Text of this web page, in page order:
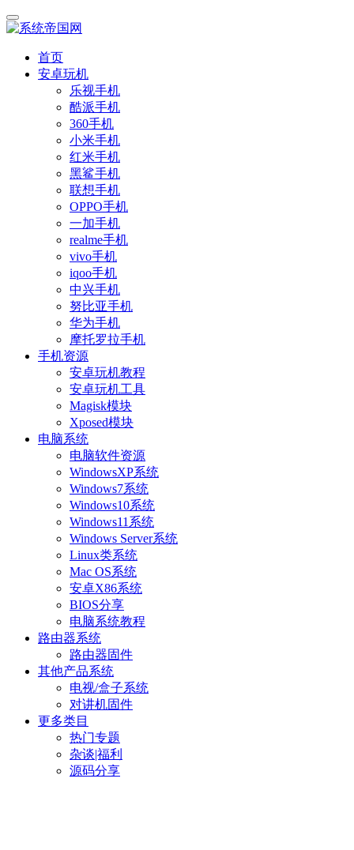
首页
安卓玩机
乐视手机
酷派手机
360手机
小米手机
红米手机
黑鲨手机
联想手机
OPPO手机
一加手机
realme手机
vivo手机
iqoo手机
中兴手机
努比亚手机
华为手机
摩托罗拉手机
手机资源
安卓玩机教程
安卓玩机工具
Magisk模块
Xposed模块
电脑系统
电脑软件资源
WindowsXP系统
Windows7系统
Windows10系统
Windows11系统
Windows Server系统
Linux类系统
Mac OS系统
安卓X86系统
BIOS分享
电脑系统教程
路由器系统
路由器固件
其他产品系统
电视/盒子系统
对讲机固件
更多类目
热门专题
杂谈|福利
源码分享